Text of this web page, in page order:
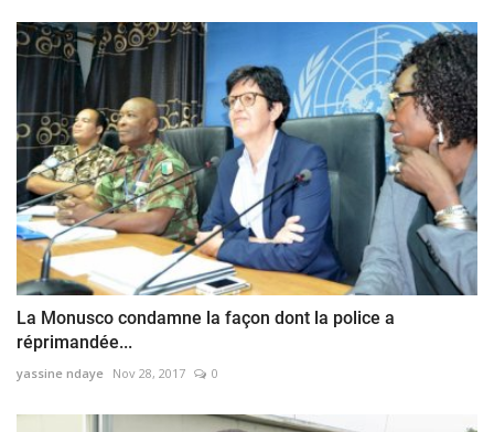
La Monusco condamne la façon dont la police a
réprimandée...
yassine ndaye Nov 28, 2017 0